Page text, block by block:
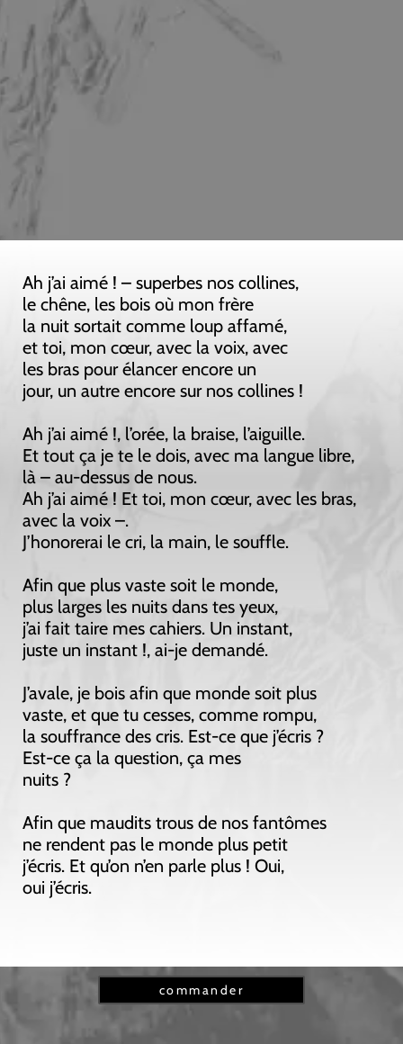
Ah j’ai aimé ! – superbes nos collines,
le chêne, les bois où mon frère
la nuit sortait comme loup affamé,
et toi, mon cœur, avec la voix, avec
les bras pour élancer encore un
jour, un autre encore sur nos collines !
Ah j’ai aimé !, l’orée, la braise, l’aiguille.
Et tout ça je te le dois, avec ma langue libre,
là – au-dessus de nous.
Ah j’ai aimé ! Et toi, mon cœur, avec les bras,
avec la voix –.
J’honorerai le cri, la main, le souffle.
Afin que plus vaste soit le monde,
plus larges les nuits dans tes yeux,
j’ai fait taire mes cahiers. Un instant,
juste un instant !, ai-je demandé.
J’avale, je bois afin que monde soit plus
vaste, et que tu cesses, comme rompu,
la souffrance des cris. Est-ce que j’écris ?
Est-ce ça la question, ça mes
nuits ?
Afin que maudits trous de nos fantômes
ne rendent pas le monde plus petit
j’écris. Et qu’on n’en parle plus ! Oui,
oui j’écris.
commander